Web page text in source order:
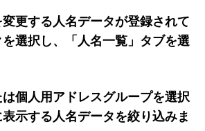
変更する人名データが登録されて
選択し、「人名一覧」タブを選
個人用アドレスグループを選択
表示する人名データを絞り込みま